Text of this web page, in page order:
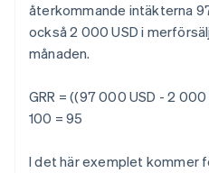
återkommande intäkterna
också 2 000 USD i
månaden.
GRR = ((97 000 USD - 2
100 = 95
I det här exemplet kommer